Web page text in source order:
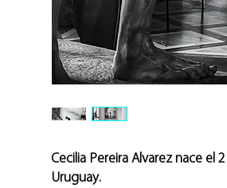
Cecilia Pereira Alvarez nace
Uruguay.